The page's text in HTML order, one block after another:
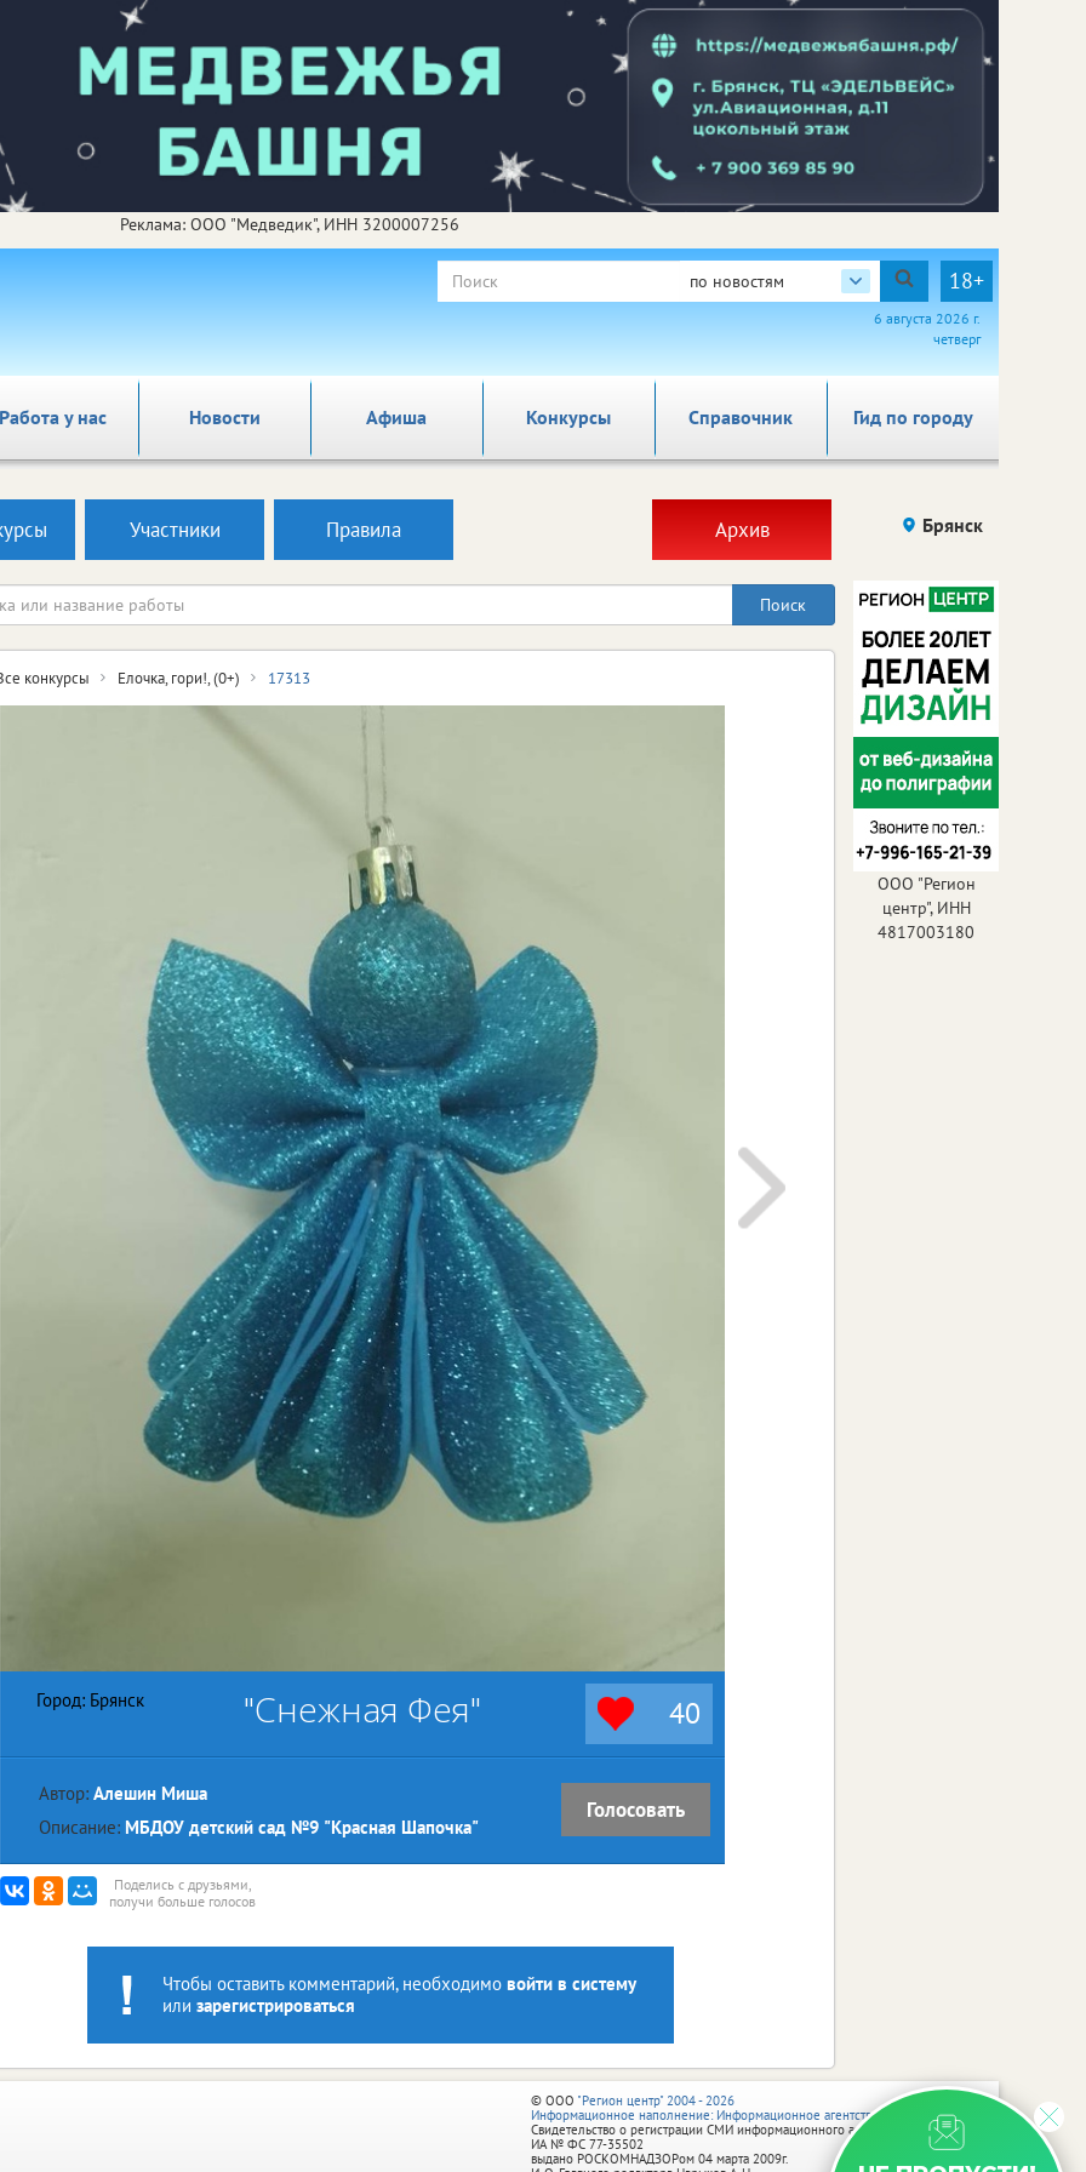
Реклама: ООО "Медведик", ИНН 3200007256
по новостям 18+
6 августа 2026 г.
четверг
Работа у нас Новости Афиша Справочник Гид по городу
Конкурсы
Участники Правила Архив Брянск
конкурсы Елочка, гори!, (0+) 17313
"Снежная Фея"
Город: Брянск 40
Автор: Алешин Миша
Описание: МБДОУ детский сад №9 "Красная Шапочка"
Голосовать
Поделись с друзьями,
получи больше голосов
Чтобы оставить комментарий, необходимо войти в систему
или зарегистрироваться
ООО "Регион
центр", ИНН
4817003180
© ООО "Регион центр" 2004 - 2026
Информационное наполнение: Информационное агентство vRossii.ru
Свидетельство о регистрации СМИ информационного агентства vRossii.ru
ИА № ФС 77‑35502
выдано РОСКОМНАДЗОРом 04 марта 2009г.